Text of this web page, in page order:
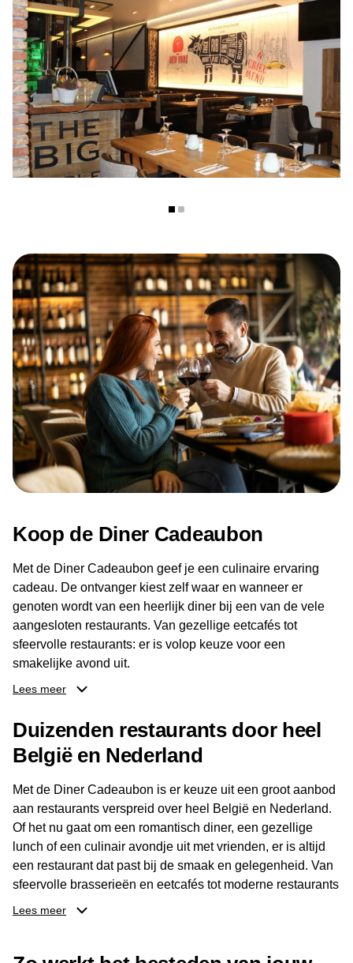
Koop de Diner Cadeaubon
Met de Diner Cadeaubon geef je een culinaire ervaring
cadeau. De ontvanger kiest zelf waar en wanneer er
genoten wordt van een heerlijk diner bij een van de vele
aangesloten restaurants. Van gezellige eetcafés tot
sfeervolle restaurants: er is volop keuze voor een
smakelijke avond uit.
ontvanger eenvoudig een locatie kiezen die past bij de
smaak en gelegenheid. Zo geeft de Diner Cadeaubon niet
alleen een diner, maar ook een gezellig moment om
Lees meer
Duizenden restaurants door heel
België en Nederland
Met de Diner Cadeaubon is er keuze uit een groot aanbod
aan restaurants verspreid over heel België en Nederland.
Of het nu gaat om een romantisch diner, een gezellige
lunch of een culinair avondje uit met vrienden, er is altijd
een restaurant dat past bij de smaak en gelegenheid. Van
sfeervolle brasserieën en eetcafés tot moderne restaurants
en gastronomische locaties: er is voor ieder wat wils.
Lees meer